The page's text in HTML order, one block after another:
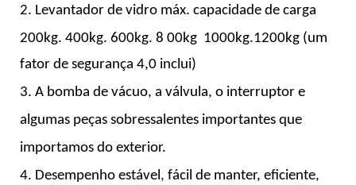
2. Levantador de vidro máx. capacidade de carga
200kg. 400kg. 600kg. 8 00kg 1000kg.1200kg (um
fator de segurança 4,0 inclui)
3. A bomba de vácuo, a válvula, o interruptor e
algumas peças sobressalentes importantes que
importamos do exterior.
4. Desempenho estável, fácil de manter, eficiente,